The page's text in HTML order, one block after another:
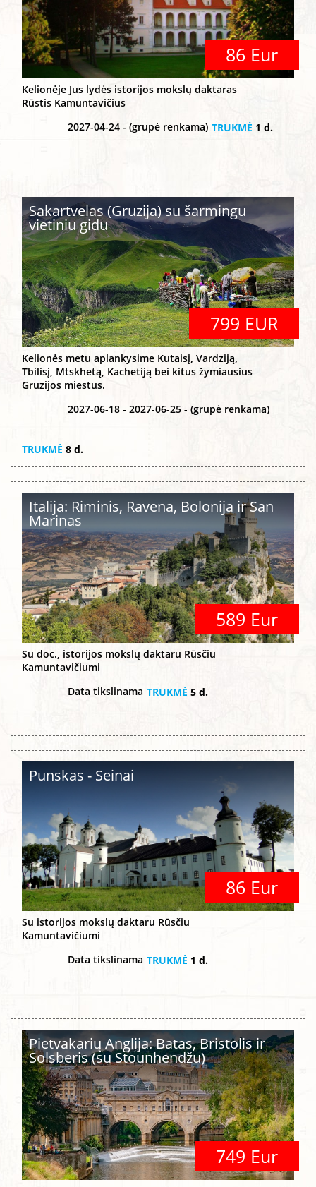
86 Eur
Kelionėje Jus lydės istorijos mokslų daktaras
Rūstis Kamuntavičius
2027-04-24 - (grupė renkama) TRUKMĖ 1 d.
Sakartvelas (Gruzija) su šarmingu
vietiniu gidu
799 EUR
Kelionės metu aplankysime Kutaisį, Vardziją,
Tbilisį, Mtskhetą, Kachetiją bei kitus žymiausius
Gruzijos miestus.
2027-06-18 - 2027-06-25 - (grupė renkama)
TRUKMĖ 8 d.
Italija: Riminis, Ravena, Bolonija ir San
Marinas
589 Eur
Su doc., istorijos mokslų daktaru Rūsčiu
Kamuntavičiumi
Data tikslinama TRUKMĖ 5 d.
Punskas - Seinai
86 Eur
Su istorijos mokslų daktaru Rūsčiu
Kamuntavičiumi
Data tikslinama TRUKMĖ 1 d.
Pietvakarių Anglija: Batas, Bristolis ir
Solsberis (su Stounhendžu)
749 Eur